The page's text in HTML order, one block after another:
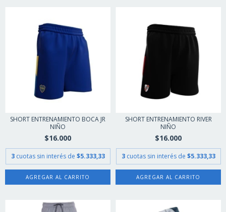
SHORT ENTRENAMIENTO BOCA JR
NIÑO
$16.000
3 cuotas sin interés de $5.333,33
AGREGAR AL CARRITO
SHORT ENTRENAMIENTO RIVER
NIÑO
$16.000
3 cuotas sin interés de $5.333,33
AGREGAR AL CARRITO